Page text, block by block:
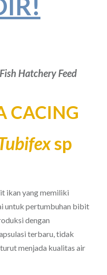
Hatchery Feed
CACING
sp
ikan yang memiliki
untuk pertumbuhan bibit
dengan
terbaru, tidak
menjada kualitas air